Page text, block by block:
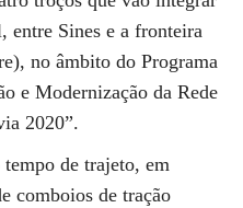
entre Sines e a fronteira
no âmbito do Programa
e Modernização da Rede
2020”.
de trajeto, em
comboios de tração